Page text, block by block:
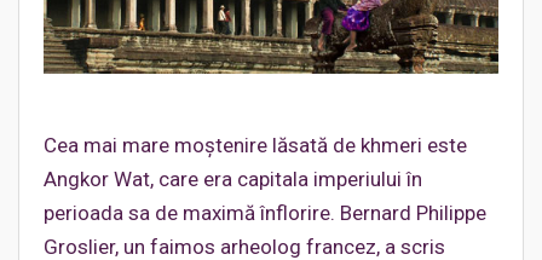
Cea mai mare moştenire lăsată de khmeri este
Angkor Wat, care era capitala imperiului în
perioada sa de maximă înflorire. Bernard Philippe
Groslier, un faimos arheolog francez, a scris